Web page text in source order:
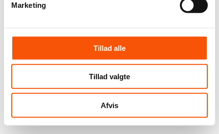
Marketing
Tillad alle
Tillad valgte
Afvis